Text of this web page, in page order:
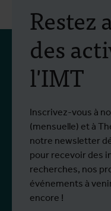
Restez
des
l'IMT
Inscrivez-vous à
(mensuelle) et à
notre newsletter
pour recevoir des
recherches, nos
événements à
encore !